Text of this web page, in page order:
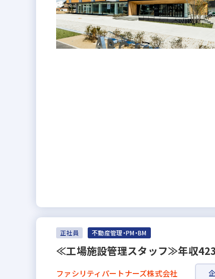
正社員 不動産管理・PM・BM
≪工場施設管理スタッフ≫年収
ファシリティパートナーズ株式会社